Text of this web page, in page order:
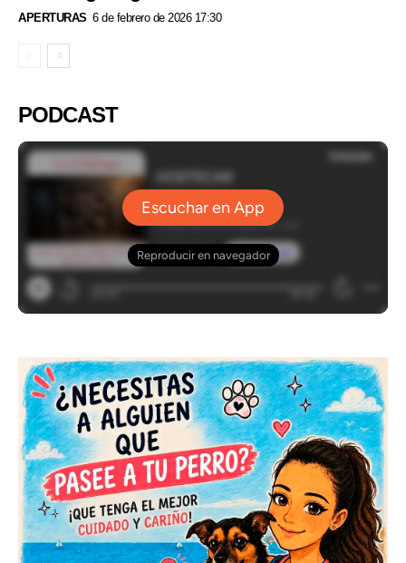
APERTURAS 6 de febrero de 2026 17:30
PODCAST